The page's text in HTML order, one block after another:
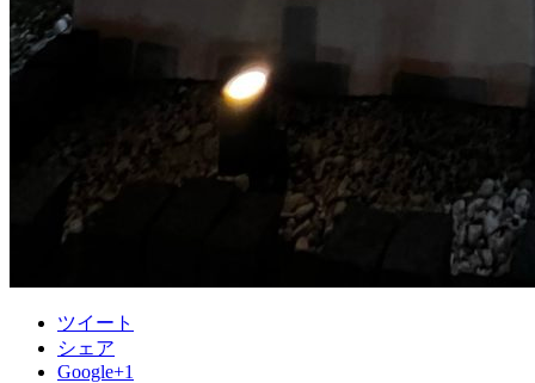
ツイート
シェア
Google+1